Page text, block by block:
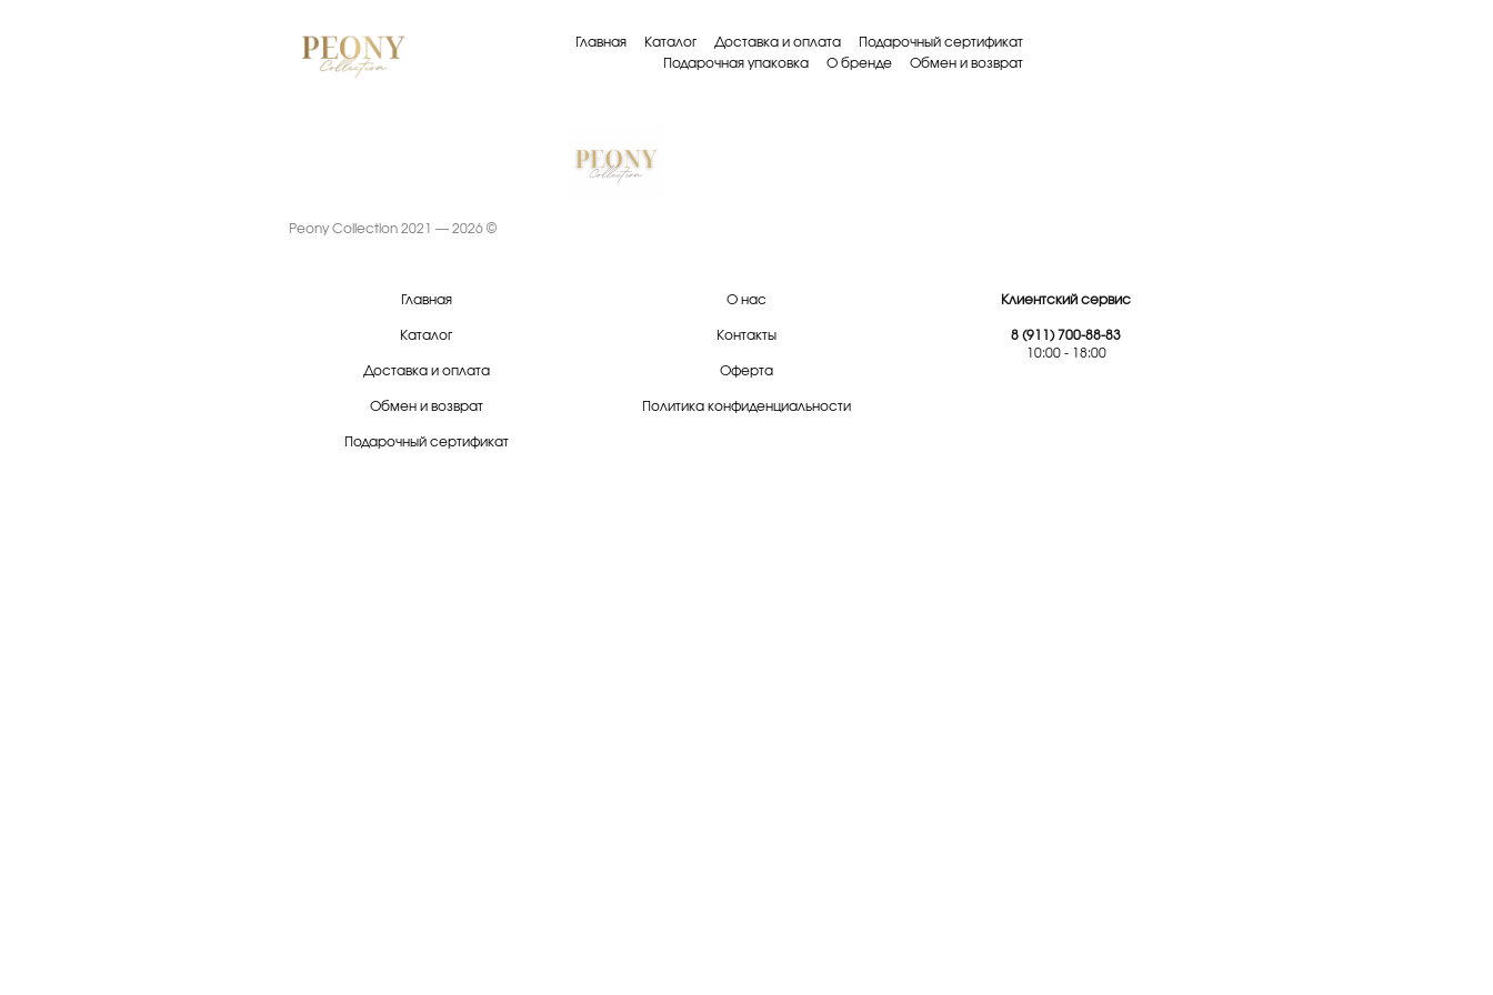
Главная Каталог Доставка и оплата
Подарочный сертификат
Подарочная упаковка
О бренде Обмен и возврат
Peony Collection 2021 — 2026 ©
Главная
Каталог
Доставка и оплата
Обмен и возврат
Подарочный сертификат
О нас
Контакты
Оферта
Политика конфиденциальности
Клиентский сервис
8 (911) 700-88-83
10:00 - 18:00